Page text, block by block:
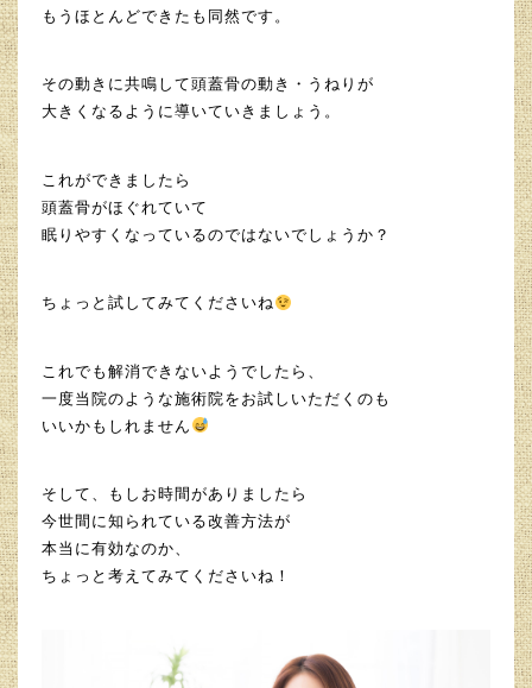
もうほとんどできたも同然です。
その動きに共鳴して頭蓋骨の動き・うねりが
大きくなるように導いていきましょう。
これができましたら
頭蓋骨がほぐれていて
眠りやすくなっているのではないでしょうか？
ちょっと試してみてくださいね
これでも解消できないようでしたら、
一度当院のような施術院をお試しいただくのも
いいかもしれません
そして、もしお時間がありましたら
今世間に知られている改善方法が
本当に有効なのか、
ちょっと考えてみてくださいね！